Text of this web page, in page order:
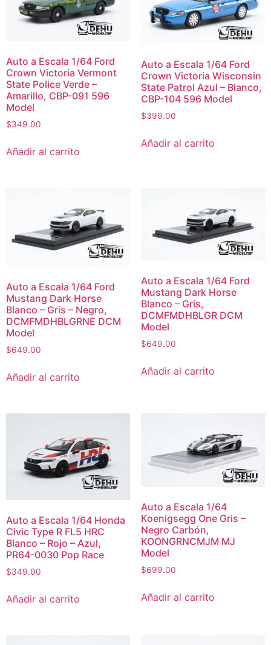
Auto a Escala 1/64 Ford
Crown Victoria Vermont
State Police Verde –
Amarillo, CBP-091 596
Model
$349.00
Añadir al carrito
Auto a Escala 1/64 Ford
Crown Victoria Wisconsin
State Patrol Azul – Blanco,
CBP-104 596 Model
$399.00
Añadir al carrito
Auto a Escala 1/64 Ford
Mustang Dark Horse
Blanco – Gris – Negro,
DCMFMDHBLGRNE DCM
Model
$649.00
Añadir al carrito
Auto a Escala 1/64 Ford
Mustang Dark Horse
Blanco – Gris,
DCMFMDHBLGR DCM
Model
$649.00
Añadir al carrito
Auto a Escala 1/64 Honda
Civic Type R FL5 HRC
Blanco – Rojo – Azul,
PR64-0030 Pop Race
$349.00
Añadir al carrito
Auto a Escala 1/64
Koenigsegg One Gris –
Negro Carbón,
KOONGRNCMJM MJ
Model
$699.00
Añadir al carrito